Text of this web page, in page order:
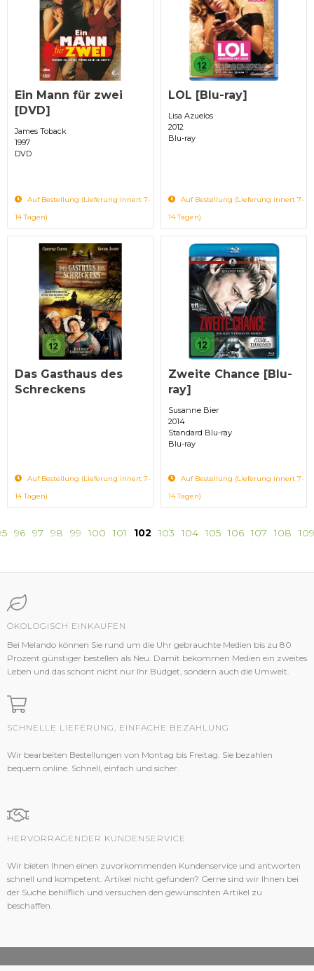
Ein Mann für zwei
[DVD]
James Toback
1997
DVD
Auf Bestellung (Lieferung innert 7-
14 Tagen)
LOL [Blu-ray]
Lisa Azuelos
2012
Blu-ray
Auf Bestellung (Lieferung innert 7-
14 Tagen)
Das Gasthaus des
Schreckens
Auf Bestellung (Lieferung innert 7-
14 Tagen)
Zweite Chance [Blu-
ray]
Susanne Bier
2014
Standard Blu-ray
Blu-ray
Auf Bestellung (Lieferung innert 7-
14 Tagen)
96 97 98 99 100 101 102 103 104 105 106 107 108 109
ÖKOLOGISCH EINKAUFEN
Bei Melando können Sie rund um die Uhr gebrauchte Medien bis zu 80
Prozent günstiger bestellen als Neu. Damit bekommen Medien ein zweites
Leben und das schont nicht nur Ihr Budget, sondern auch die Umwelt.
SCHNELLE LIEFERUNG, EINFACHE BEZAHLUNG
Wir bearbeiten Bestellungen von Montag bis Freitag. Sie bezahlen
bequem online. Schnell, einfach und sicher.
HERVORRAGENDER KUNDENSERVICE
Wir bieten Ihnen einen zuvorkommenden Kundenservice und antworten
schnell und kompetent. Artikel nicht gefunden? Gerne sind wir Ihnen bei
der Suche behilflich und versuchen den gewünschten Artikel zu
beschaffen.